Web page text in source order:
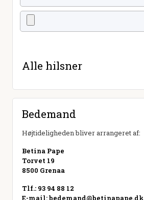
Alle hilsner
Bedemand
Højtideligheden bliver arrangeret af:
Betina Pape
Torvet 19
8500 Grenaa
Tlf.: 93 94 88 12